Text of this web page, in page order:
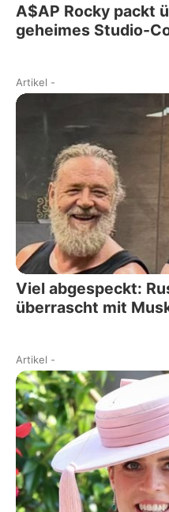
A$AP Rocky packt
geheimes Studio-
Artikel -
Viel abgespeckt:
überrascht mit
Artikel -